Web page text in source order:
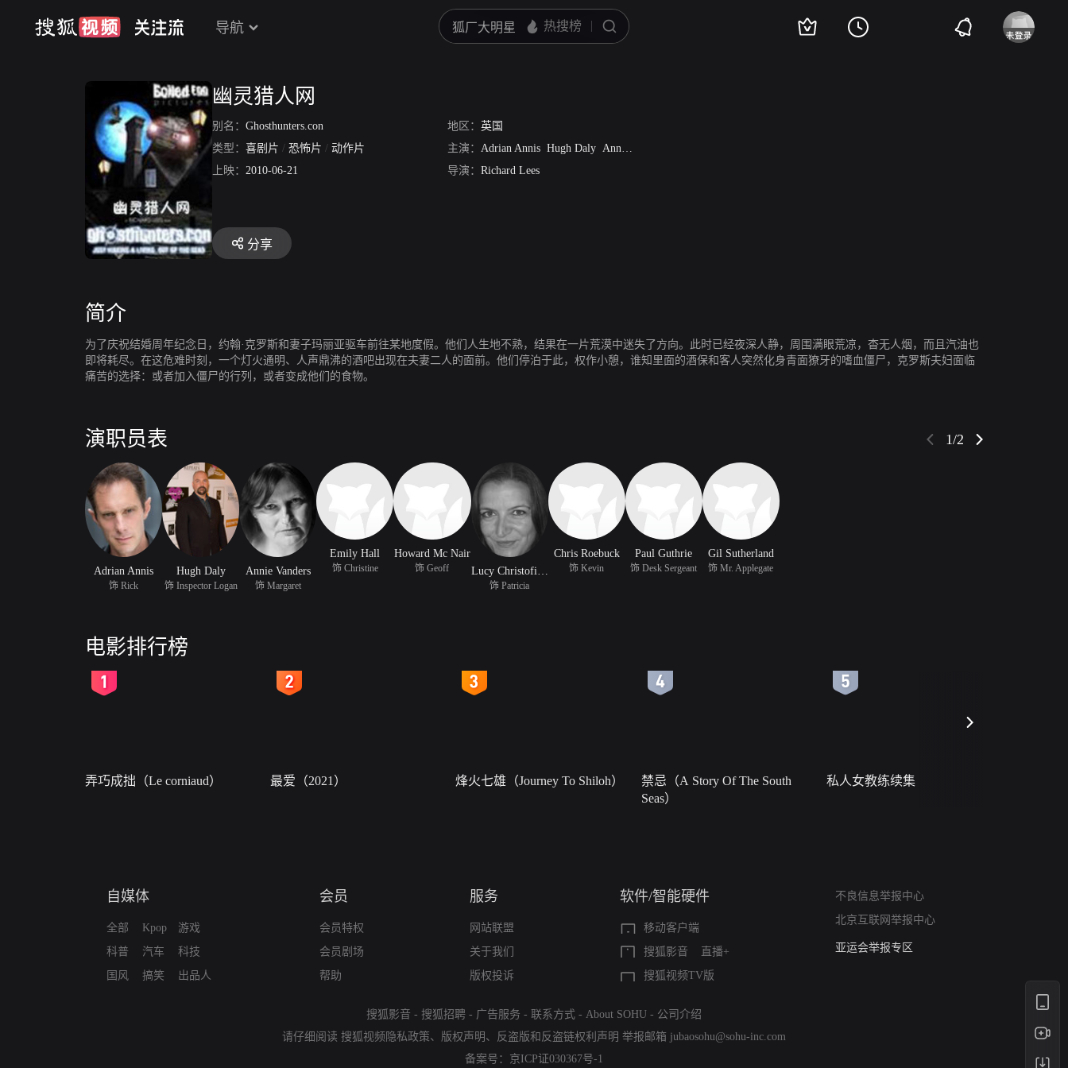
导航
幽灵猎人网
别名： Ghosthunters.con 地区： 英国
类型： 喜剧片 / 恐怖片 / 动作片 主演： Adrian Annis Hugh Daly Annie Vanders
上映： 2010-06-21 导演： Richard Lees
分享
简介
为了庆祝结婚周年纪念日，约翰·克罗斯和妻子玛丽亚驱车前往某地度假。他们人生地不熟，结果在一片荒漠中迷失了方向。此时已经夜深人静，周围满眼荒凉，杳无人烟，而且汽油也
即将耗尽。在这危难时刻，一个灯火通明、人声鼎沸的酒吧出现在夫妻二人的面前。他们停泊于此，权作小憩，谁知里面的酒保和客人突然化身青面獠牙的嗜血僵尸，克罗斯夫妇面临
痛苦的选择：或者加入僵尸的行列，或者变成他们的食物。
演职员表 1/2
Adrian Annis
饰 Rick
Hugh Daly
饰 Inspector Logan
Annie Vanders
饰 Margaret
Emily Hall
饰 Christine
Howard Mc Nair
饰 Geoff
饰 Patricia
Chris Roebuck
饰 Kevin
Paul Guthrie
饰 Desk Sergeant
Gil Sutherland
饰 Mr. Applegate
电影排行榜
弄巧成拙（Le corniaud） 最爱（2021） 烽火七雄（Journey To Shiloh）
禁忌（A Story Of The South
Seas）
私人女教练续集
自媒体
全部
科普
国风
Kpop
汽车
搞笑
游戏
科技
出品人
会员
会员特权
会员剧场
帮助
服务
网站联盟
关于我们
版权投诉
软件/智能硬件
移动客户端
搜狐影音
直播+
搜狐视频TV版
不良信息举报中心
北京互联网举报中心
算法推荐专项举报
亚运会举报专区
搜狐影音 - 搜狐招聘 - 广告服务 - 联系方式 - About SOHU - 公司介绍
请仔细阅读 搜狐视频隐私政策、 版权声明 、 反盗版和反盗链权利声明 举报邮箱 jubaosohu@sohu-inc.com
备案号： 京ICP证030367号-1